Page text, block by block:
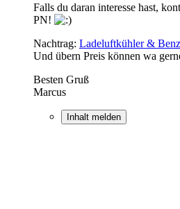
Falls du daran interesse hast,
PN!
Nachtrag: Ladeluftkühler &
Und übern Preis können wa
Besten Gruß
Marcus
Inhalt melden